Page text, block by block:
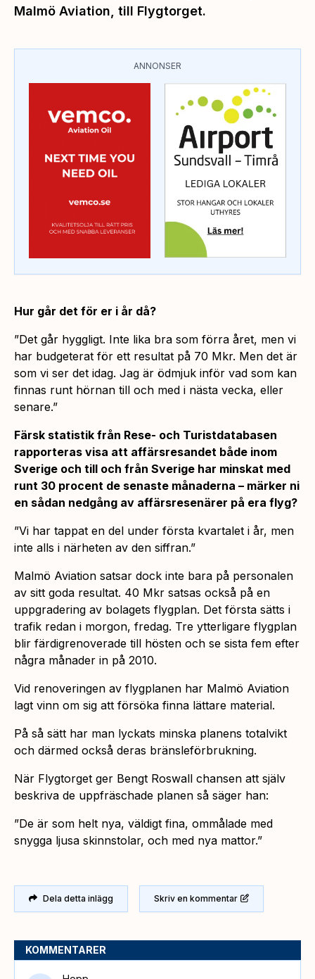
Malmö Aviation, till Flygtorget.
ANNONSER
Hur går det för er i år då?
”Det går hyggligt. Inte lika bra som förra året, men vi
har budgeterat för ett resultat på 70 Mkr. Men det är
som vi ser det idag. Jag är ödmjuk inför vad som kan
finnas runt hörnan till och med i nästa vecka, eller
senare.”
Färsk statistik från Rese- och Turistdatabasen
rapporteras visa att affärsresandet både inom
Sverige och till och från Sverige har minskat med
runt 30 procent de senaste månaderna – märker ni
en sådan nedgång av affärsresenärer på era flyg?
”Vi har tappat en del under första kvartalet i år, men
inte alls i närheten av den siffran.”
Malmö Aviation satsar dock inte bara på personalen
av sitt goda resultat. 40 Mkr satsas också på en
uppgradering av bolagets flygplan. Det första sätts i
trafik redan i morgon, fredag. Tre ytterligare flygplan
blir färdigrenoverade till hösten och se sista fem efter
några månader in på 2010.
Vid renoveringen av flygplanen har Malmö Aviation
lagt vinn om sig att försöka finna lättare material.
På så sätt har man lyckats minska planens totalvikt
och därmed också deras bränsleförbrukning.
När Flygtorget ger Bengt Roswall chansen att själv
beskriva de uppfräschade planen så säger han:
”De är som helt nya, väldigt fina, ommålade med
snygga ljusa skinnstolar, och med nya mattor.”
Dela detta inlägg Skriv en kommentar
KOMMENTARER